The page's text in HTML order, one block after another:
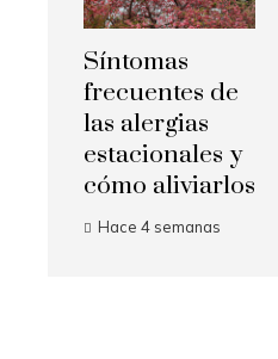
Síntomas
frecuentes de
las alergias
estacionales y
cómo aliviarlos
Hace 4 semanas